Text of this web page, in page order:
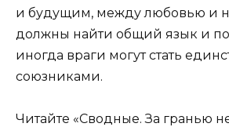
и будущим, между любовью и
должны найти общий язык и
иногда враги могут стать
союзниками.
Читайте «Сводные. За гранью